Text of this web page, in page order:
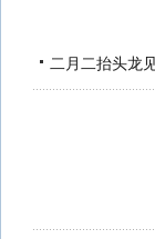
二月二抬头龙